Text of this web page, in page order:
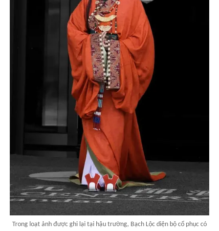
Trong loạt ảnh được ghi lại tại hậu trường, Bạch Lộc diện bộ cổ phục có